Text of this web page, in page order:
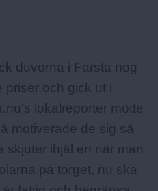
duvorna i Farsta nog
priser och gick ut i
lokalreporter mötte
motiverade de sig så
skjuter ihjäl en när man
på torget, nu ska